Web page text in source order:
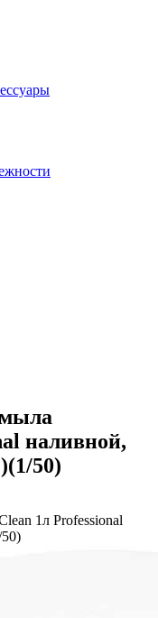
наливной,
50)